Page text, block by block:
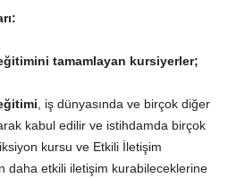
tamamlayan kursiyerler;
, iş dünyasında ve birçok diğer
kabul edilir ve istihdamda birçok
kursu ve Etkili İletişim
daha etkili iletişim kurabileceklerine